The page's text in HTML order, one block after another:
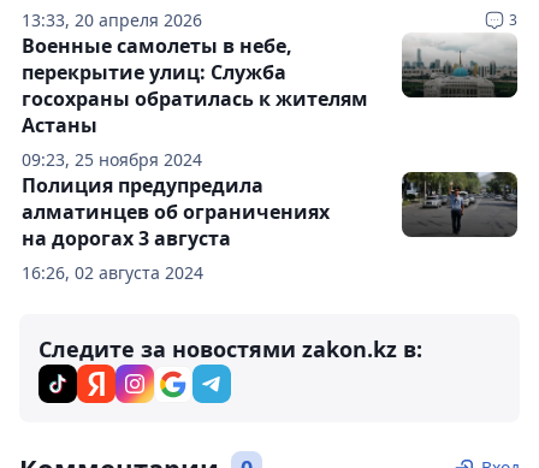
13:33, 20 апреля 2026 3
09:23, 25 ноября 2024
Военные самолеты в небе,
перекрытие улиц: Служба
госохраны обратилась к жителям
Астаны
16:26, 02 августа 2024
Полиция предупредила
алматинцев об ограничениях
на дорогах 3 августа
Следите за новостями zakon.kz в: